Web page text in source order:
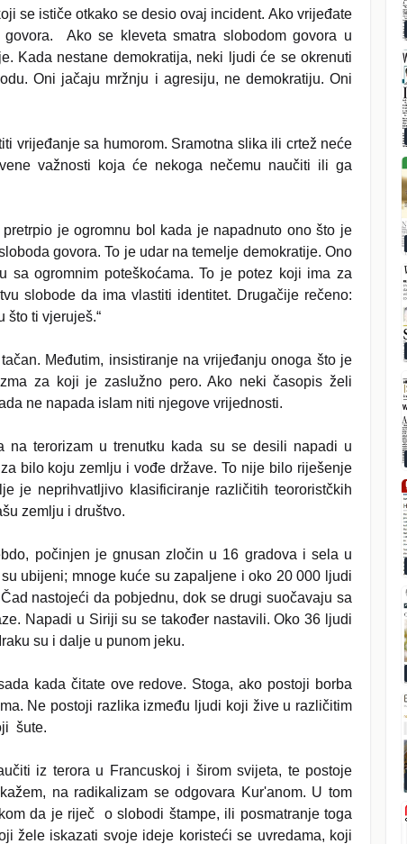
se ističe otkako se desio ovaj incident. Ako vrijeđate
Ako se kleveta smatra slobodom govora u
Kada nestane demokratija, neki ljudi će se okrenuti
Oni jačaju mržnju i agresiju, ne demokratiju. Oni
vrijeđanje sa humorom. Sramotna slika ili crtež neće
važnosti koja će nekoga nečemu naučiti ili ga
je ogromnu bol kada je napadnuto ono što je
govora. To je udar na temelje demokratije. Ono
ogromnim poteškoćama. To je potez koji ima za
slobode da ima vlastiti identitet. Drugačije rečeno:
što ti vjeruješ.“
Međutim, insistiranje na vrijeđanju onoga što je
za koji je zaslužno pero. Ako neki časopis želi
ne napada islam niti njegove vrijednosti.
terorizam u trenutku kada su se desili napadi u
bilo koju zemlju i vođe države. To nije bilo riješenje
je neprihvatljivo klasificiranje različitih teororistčkih
zemlju i društvo.
počinjen je gnusan zločin u 16 gradova i sela u
ubijeni; mnoge kuće su zapaljene i oko 20 000 ljudi
nastojeći da pobjednu, dok se drugi suočavaju sa
Napadi u Siriji su se također nastavili. Oko 36 ljudi
su i dalje u punom jeku.
kada čitate ove redove. Stoga, ako postoji borba
Ne postoji razlika između ljudi koji žive u različitim
šute.
iz terora u Francuskoj i širom svijeta, te postoje
na radikalizam se odgovara Kur'anom. U tom
da je riječ o slobodi štampe, ili posmatranje toga
žele iskazati svoje ideje koristeći se uvredama, koji